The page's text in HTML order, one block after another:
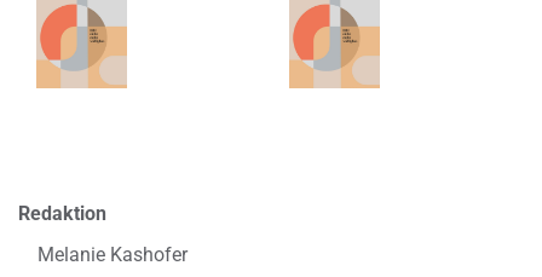
Redaktion
Melanie Kashofer